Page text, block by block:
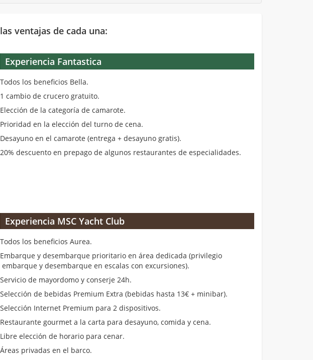
ventajas de cada una:
Experiencia Fantastica
Todos los beneficios Bella.
1 cambio de crucero gratuito.
Elección de la categoría de camarote.
Prioridad en la elección del turno de cena.
Desayuno en el camarote (entrega + desayuno gratis).
20% descuento en prepago de algunos restaurantes de especialidades.
Experiencia MSC Yacht Club
Todos los beneficios Aurea.
Embarque y desembarque prioritario en área dedicada (privilegio
embarque y desembarque en escalas con excursiones).
Servicio de mayordomo y conserje 24h.
Selección de bebidas Premium Extra (bebidas hasta 13€ + minibar).
Selección Internet Premium para 2 dispositivos.
Restaurante gourmet a la carta para desayuno, comida y cena.
Libre elección de horario para cenar.
Áreas privadas en el barco.